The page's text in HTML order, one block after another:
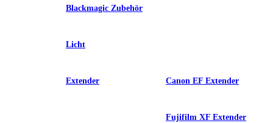
Blackmagic Zubehör
Licht
Extender Canon EF Extender
Fujifilm XF Extender